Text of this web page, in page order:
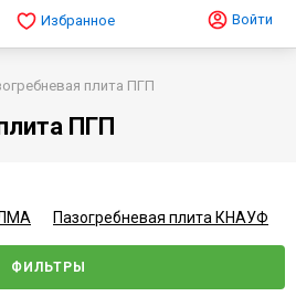
Избранное Войти
плита ПГП
ПГП
Пазогребневая плита КНАУФ
ФИЛЬТРЫ